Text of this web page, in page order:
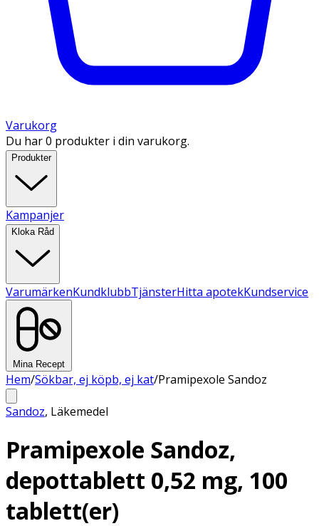
Varukorg
Du har 0 produkter i din varukorg.
Produkter
Kampanjer
Kloka Råd
VarumärkenKundklubbTjänsterHitta apotekKundservice
Mina Recept
Hem/Sökbar, ej köpb, ej kat/Pramipexole Sandoz
Sandoz, Läkemedel
Pramipexole Sandoz,
depottablett 0,52 mg, 100
tablett(er)